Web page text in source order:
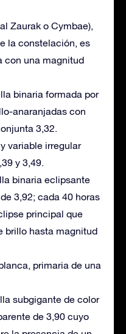
Zaurak o Cymbae),
la constelación, es
con una magnitud
binaria formada por
anaranjadas con
3,32.
variable irregular
y 3,49.
binaria eclipsante
3,92; cada 40 horas
principal que
brillo hasta magnitud
primaria de una
subgigante de color
de 3,90 cuyo